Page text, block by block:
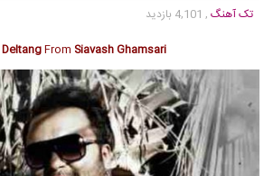
تک آهنگ , 4,101 بازدید
DeltangFrom Siavash Ghamsari